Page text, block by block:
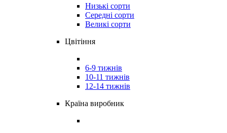
Низькі сорти
Середні сорти
Великі сорти
Цвітіння
6-9 тижнів
10-11 тижнів
12-14 тижнів
Країна виробник